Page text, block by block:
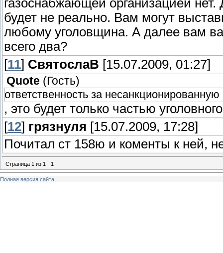
газоснабжающей организацией нет.
будет не реально. Вам могут
любому уголовщина. А далее вам
всего два?
[11] СвятослаВ [15.07.2009, 01:27]
Quote ( Гость)
ответственность за несанкционированную
, это будет только частью
[12] грязнуля [15.07.2009, 17:28]
Почитал ст 158ю и коменты к ней,
Страница 1 из 1 1
Полная версия сайта